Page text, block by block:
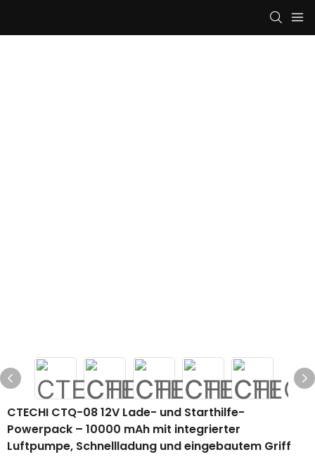
CTECHI CTQ-08 12V Lade- und Starthilfe-
Powerpack – 10000 mAh mit integrierter
Luftpumpe, Schnellladung und eingebautem Griff